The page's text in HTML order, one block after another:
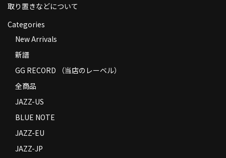
Privacy Policy
特定商取引法に基づく表示
取り置きなどについて
Categories
New Arrivals
新譜
GG RECORD （当店のレーベル）
全商品
JAZZ-US
BLUE NOTE
JAZZ-EU
JAZZ-JP